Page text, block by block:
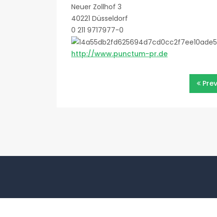
Neuer Zollhof 3
40221 Düsseldorf
0 211 9717977-0
http://www.punctum-pr.de
Prev